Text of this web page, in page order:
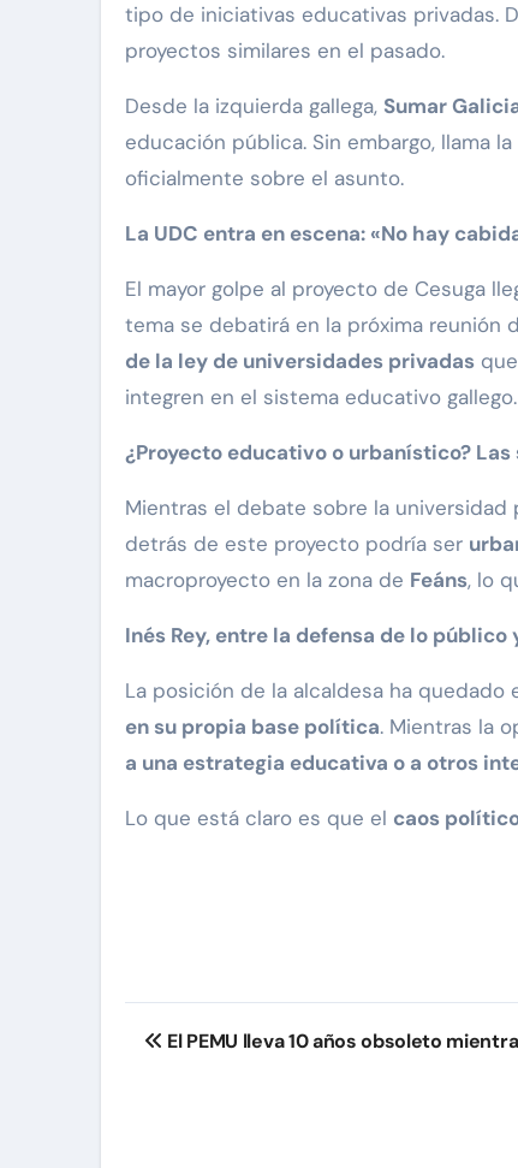
tipo de iniciativas educativas privadas.
proyectos similares en el pasado.
Desde la izquierda gallega, Sumar
educación pública. Sin embargo, llama
oficialmente sobre el asunto.
La UDC entra en escena: «No hay
El mayor golpe al proyecto de Cesuga
tema se debatirá en la próxima reunión
de la ley de universidades privadas
integren en el sistema educativo gallego.
¿Proyecto educativo o urbanístico? Las
Mientras el debate sobre la
detrás de este proyecto podría ser
macroproyecto en la zona de Feáns, lo
Inés Rey, entre la defensa de lo público
La posición de la alcaldesa ha
en su propia base política. Mientras la
a una estrategia educativa o a otros
Lo que está claro es que el caos
Navegación
El PEMU lleva 10 años obsoleto